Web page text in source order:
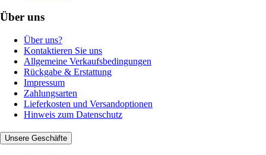
Über uns
Über uns?
Kontaktieren Sie uns
Allgemeine Verkaufsbedingungen
Rückgabe & Erstattung
Impressum
Zahlungsarten
Lieferkosten und Versandoptionen
Hinweis zum Datenschutz
Unsere Geschäfte